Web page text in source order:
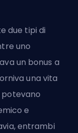
due tipi di
uno
un bonus a
una vita
e
entrambi